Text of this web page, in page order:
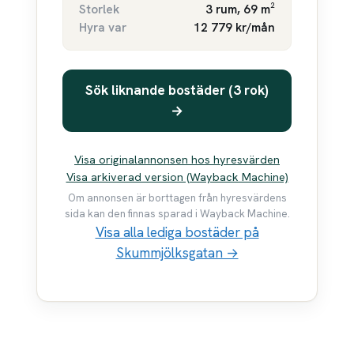
Storlek
3 rum, 69 m²
Hyra var
12 779 kr/mån
Sök liknande bostäder (3 rok)
→
Visa originalannonsen hos hyresvärden
Visa arkiverad version (Wayback Machine)
Om annonsen är borttagen från hyresvärdens
sida kan den finnas sparad i Wayback Machine.
Visa alla lediga bostäder på
Skummjölksgatan →